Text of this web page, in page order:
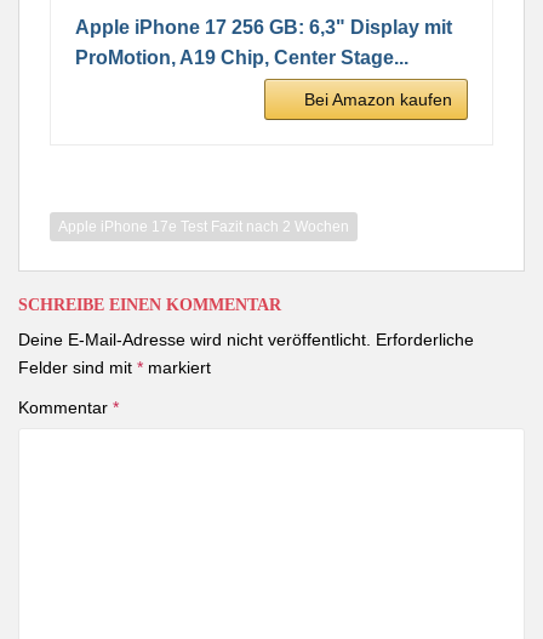
Apple iPhone 17 256 GB: 6,3" Display mit
ProMotion, A19 Chip, Center Stage...
Bei Amazon kaufen
Apple iPhone 17e Test Fazit nach 2 Wochen
SCHREIBE EINEN KOMMENTAR
Deine E-Mail-Adresse wird nicht veröffentlicht. Erforderliche
Felder sind mit * markiert
Kommentar *